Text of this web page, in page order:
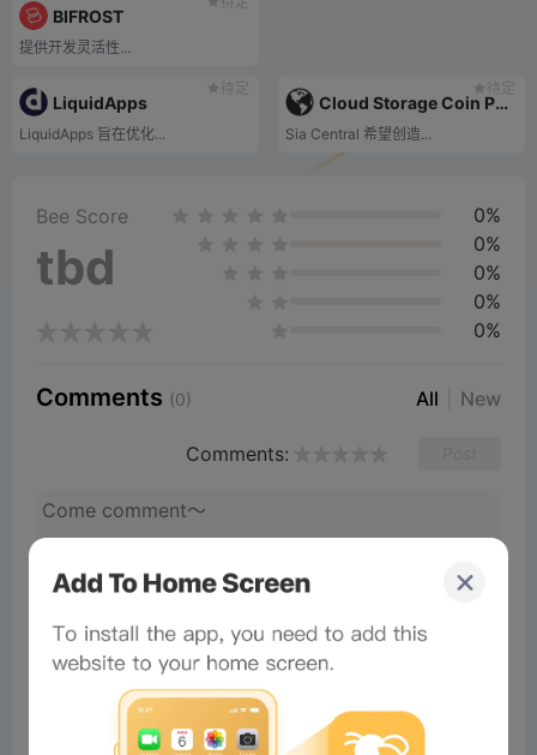
BIFROST
提供开发灵活性...
待定
LiquidApps
LiquidApps 旨在优化...
待定
Cloud Storage Coin Processing Center
Sia Central 希望创造...
Bee Score
tbd
0%
0%
0%
0%
0%
Comments (0) All New
Comments:
×
Play Video